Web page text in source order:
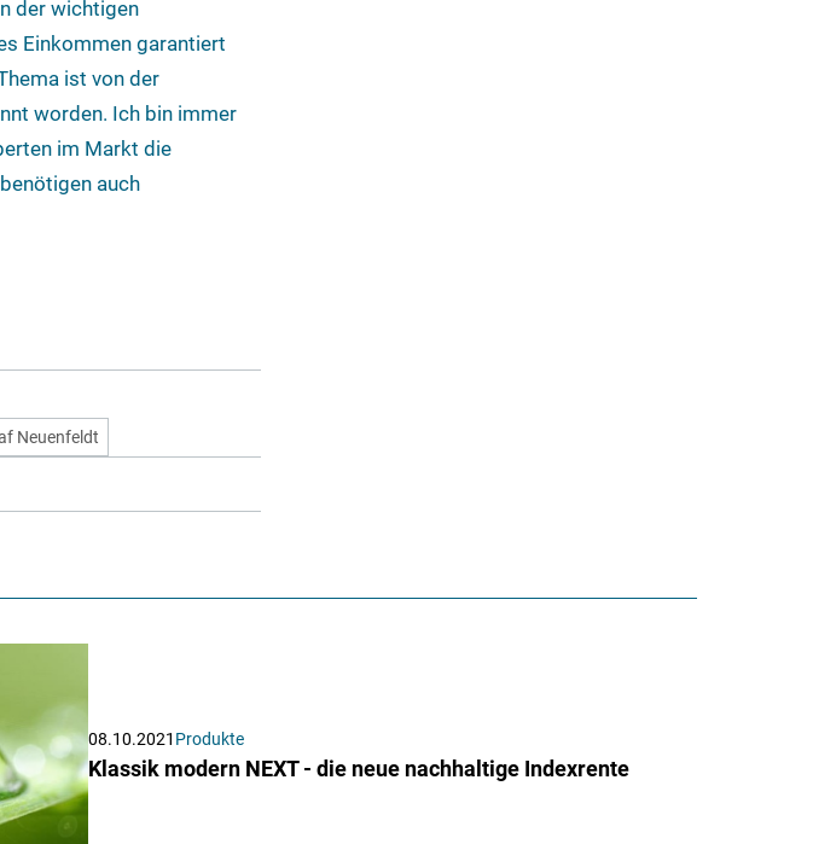
der wichtigen
Einkommen garantiert
ist von der
worden. Ich bin immer
im Markt die
auch
Neuenfeldt
08.10.2021 Produkte
Klassik modern NEXT - die neue nachhaltige Indexrente